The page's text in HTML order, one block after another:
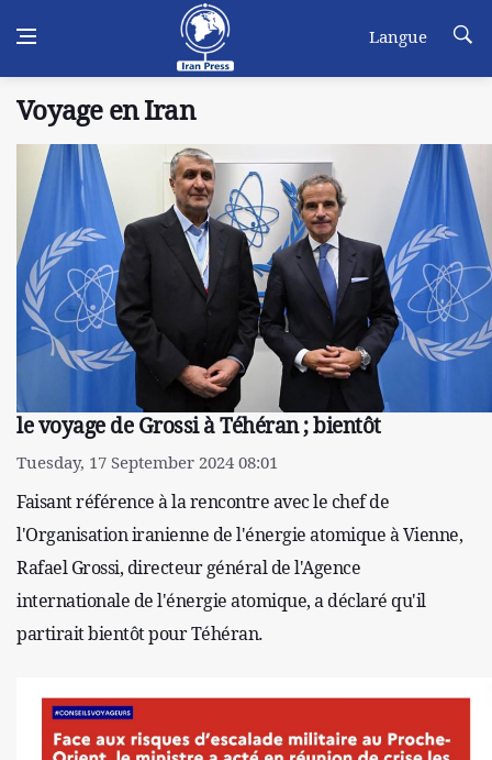
Langue
Voyage en Iran
le voyage de Grossi à Téhéran ; bientôt
Tuesday, 17 September 2024 08:01
Faisant référence à la rencontre avec le chef de
l'Organisation iranienne de l'énergie atomique à Vienne,
Rafael Grossi, directeur général de l'Agence
internationale de l'énergie atomique, a déclaré qu'il
partirait bientôt pour Téhéran.